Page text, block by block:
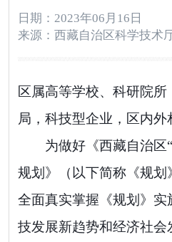
日期：2023年06月16日
来源：西藏自治区科学技术
区属高等学校、 科研院所
局 ， 科技型企业 ， 区内外
为做好《西藏自治区
规划 》（ 以下简称《规划
全面真实掌握 《规划 》 实
技发展新趋势和经济社会